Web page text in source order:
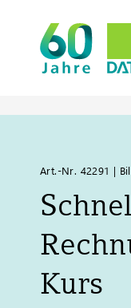
Art.-Nr. 42291 |
Kurs